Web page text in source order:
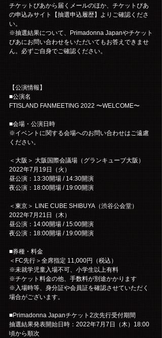
チケットぴあから届くメールのほか、チケットぴあ
の申込みサイト【抽選申込履歴】よりご確認くださ
い。
※抽選結果について、Primadonna Japanやチケット
ぴあにお問い合わせをいただいてもお答えできませ
ん。必ずご自身でご確認ください。
【公演情報】
■公演名
FTISLAND FANMEETING 2022 〜WELCOME〜
■会場・公演日時
※イベントに関する会場へのお問い合わせはご遠慮
ください。
＜大阪＞ 大阪国際会議場（グランキューブ大阪）
2022年7月19日（火）
昼公演：13:30開場 / 14:30開演
夜公演：18:00開場 / 19:00開演
＜東京＞ LINE CUBE SHIBUYA（渋谷公会堂）
2022年7月21日（木）
昼公演：14:00開場 / 15:00開演
夜公演：18:00開場 / 19:00開演
■券種・料金
＜FC先行＞全席指定 11,000円（税込）
※未就学児童入場不可、小学生以上有料
※チケット料金の他、手数料が別途かかります
※入場時等、身分証や会員証を確認させていただく
場合がございます。
■Primadonna Japanチケット2次先行受付期間
抽選結果発表開始日時：2022年7月7日（木）18:00
頃から順次